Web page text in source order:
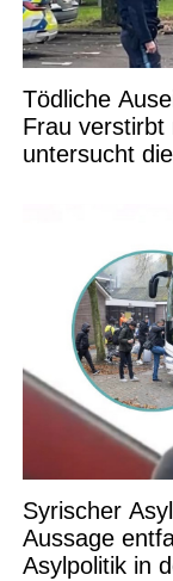
Tödliche
Frau verstirbt
untersucht
Syrischer
Aussage
Asylpolitik in